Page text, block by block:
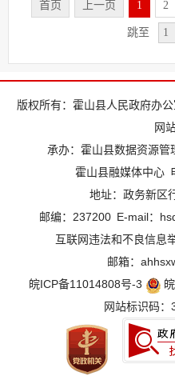
首页 上一页 1 2
跳至
版权所有：霍山县人民政府办公
网
承办：霍山县数据资源管
霍山县融媒体中心
地址：政务新区
邮编：237200 E-mail：
互联网违法和不良信息
邮箱：
皖ICP备11014808号-3
网站标识码